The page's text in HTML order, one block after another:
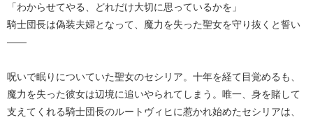
「わからせてやる、どれだけ大切に思っているかを」
騎士団長は偽装夫婦となって、魔力を失った聖女を守り抜くと誓い
――
呪いで眠りについていた聖女のセシリア。十年を経て目覚めるも、
魔力を失った彼女は辺境に追いやられてしまう。唯一、身を賭して
支えてくれる騎士団長のルートヴィヒに惹かれ始めたセシリアは、